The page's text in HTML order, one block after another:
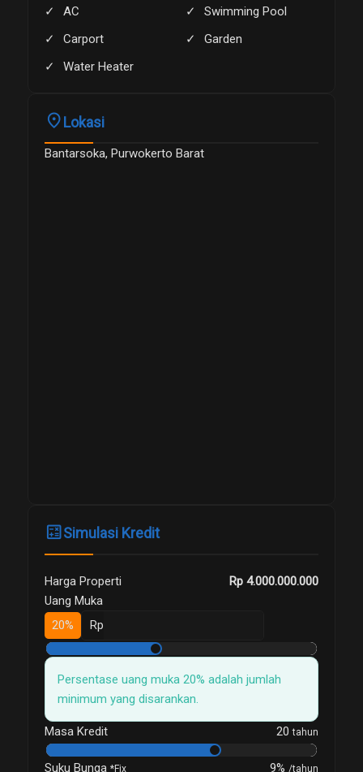
AC
Swimming Pool
Carport
Garden
Water Heater
placeLokasi
Bantarsoka, Purwokerto Barat
calculateSimulasi Kredit
Harga Properti
Rp 4.000.000.000
Uang Muka
20%
Rp
Persentase uang muka 20% adalah jumlah
minimum yang disarankan.
Masa Kredit 20 tahun
Suku Bunga *Fix 9% /tahun